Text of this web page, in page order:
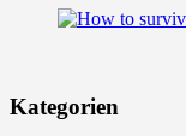
Kategorien